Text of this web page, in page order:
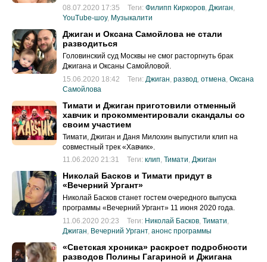
«Музыкалити».
08.07.2020 17:35 Теги: Филипп Киркоров, Джиган,
YouTube-шоу, Музыкалити
Джиган и Оксана Самойлова не стали
разводиться
Головинский суд Москвы не смог расторгнуть брак
Джигана и Оксаны Самойловой.
15.06.2020 18:42
Теги: Джиган развод отмена Оксана
Самойлова
Тимати и Джиган приготовили отменный
хавчик и прокомментировали скандалы со
своим участием
Тимати, Джиган и Даня Милохин выпустили клип на
совместный трек «Хавчик».
11.06.2020 21:31
Теги: клип, Тимати, Джиган
Николай Басков и Тимати придут в
«Вечерний Ургант»
Николай Басков станет гостем очередного выпуска
программы «Вечерний Ургант» 11 июня 2020 года.
11.06.2020 20:23
Теги: Николай Басков, Тимати,
Джиган, Вечерний Ургант, анонс программы
«Светская хроника» раскроет подробности
разводов Полины Гагариной и Джигана